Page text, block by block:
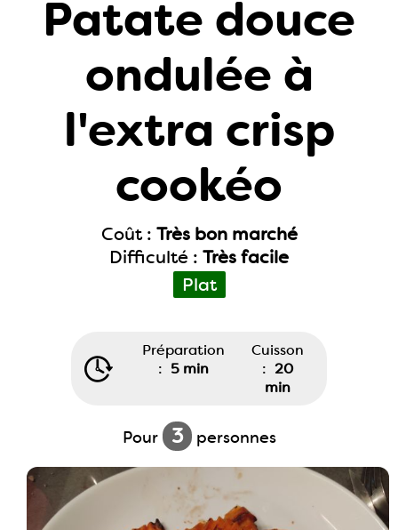
Patate douce
ondulée à
l'extra crisp
cookéo
Coût : Très bon marché
Difficulté : Très facile
Plat
Préparation
: 5 min
Cuisson
: 20
min
Pour 3 personnes